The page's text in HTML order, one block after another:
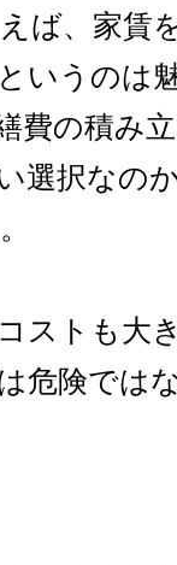
ば、家賃
いうのは
費の積み
選択なの
ストも大
危険では